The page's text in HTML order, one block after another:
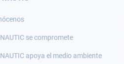
se compromete
apoya el medio ambiente